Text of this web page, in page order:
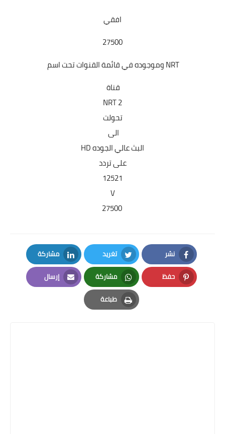
افقي
27500
NRT وموجوده في قائمة القنوات تحت اسم
قناة
NRT 2
تحولت
الى
البث عالي الجوده HD
على تردد
12521
V
27500
نشر
Facebook
تغريد
Twitter
مشاركة
LinkedIn
حفظ
Pinterest
مشاركة
Whatsapp
إرسال
Email
طباعة
Print